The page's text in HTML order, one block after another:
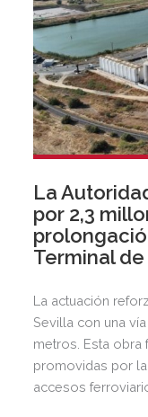
La
por 2,3
Terminal
La actuación
Sevilla con una
metros. Esta obra
promovidas por
accesos